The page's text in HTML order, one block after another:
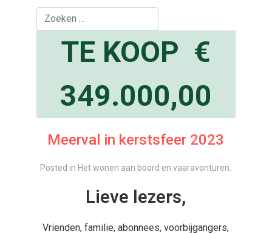
Zoeken
TE KOOP €
349.000,00
Meerval in kerstsfeer 2023
Posted in Het wonen aan boord en vaaravonturen
Lieve lezers,
Vrienden, familie, abonnees, voorbijgangers,